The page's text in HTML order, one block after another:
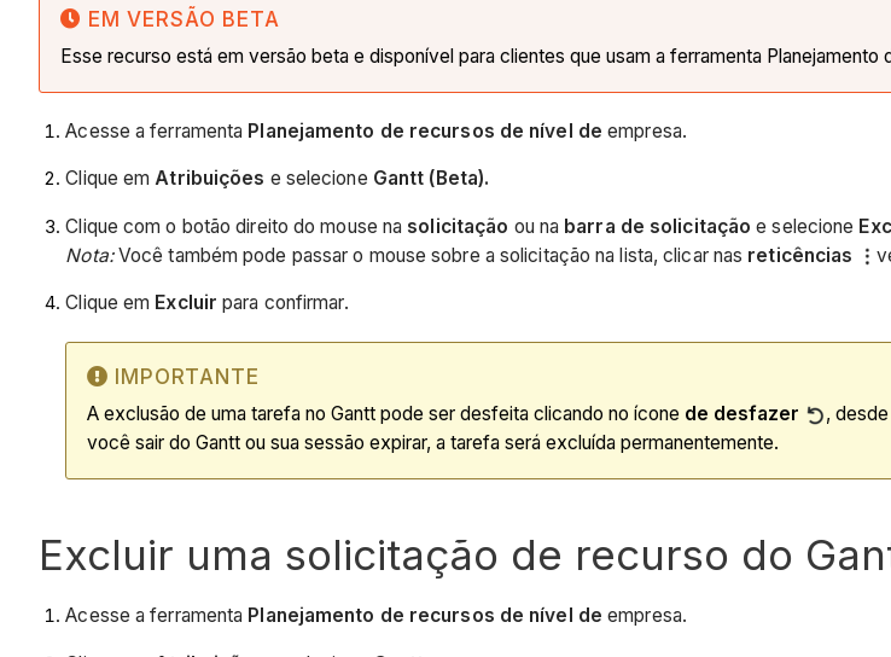
EM VERSÃO BETA
Esse recurso está em versão beta e disponível para clientes que usam a ferramenta Planejamento
Acesse a ferramenta Planejamento de recursos de nível de empresa.
Clique emAtribuições e selecione Gantt (Beta).
Clique com o botão direito do mouse na solicitação ou na barra de solicitação e selecione
Nota:Você também pode passar o mouse sobre a solicitação na lista, clicar nas reticências
Clique em Excluir para confirmar.
IMPORTANTE
A exclusão de uma tarefa no Gantt pode ser desfeita clicando no ícone de desfazer
,
você sair do Gantt ou sua sessão expirar, a tarefa será excluída permanentemente.
Excluir uma solicitação de recurso do
Acesse a ferramenta Planejamento de recursos de nível de empresa.